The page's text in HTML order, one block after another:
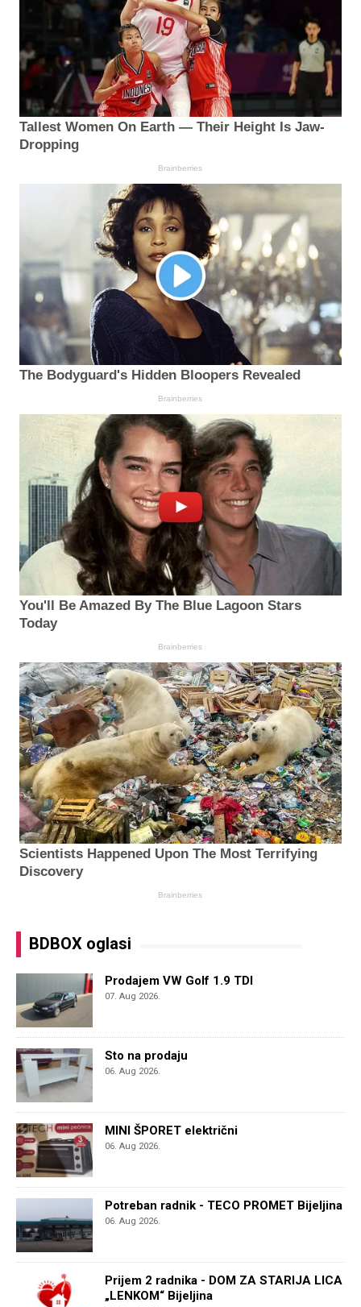
BDBOX oglasi
Prodajem VW Golf 1.9 TDI
07. Aug 2026.
Sto na prodaju
06. Aug 2026.
MINI ŠPORET električni
06. Aug 2026.
Potreban radnik - TECO PROMET Bijeljina
06. Aug 2026.
Prijem 2 radnika - DOM ZA STARIJA LICA
„LENKOM“ Bijeljina